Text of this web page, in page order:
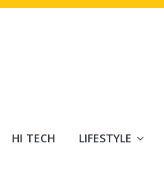
HI TECH LIFESTYLE